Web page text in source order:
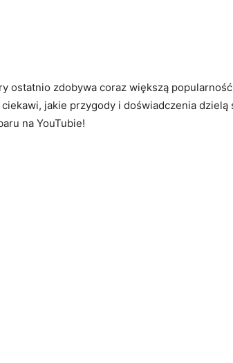
ostatnio zdobywa coraz ⁤większą
jakie przygody i ⁣doświadczenia dzielą
na YouTubie!